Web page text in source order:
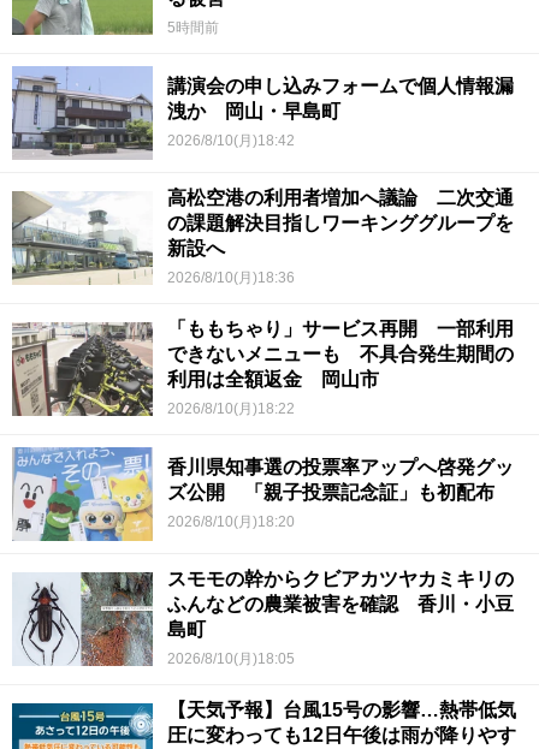
5時間前
講演会の申し込みフォームで個人情報漏
洩か 岡山・早島町
2026/8/10(月)18:42
高松空港の利用者増加へ議論 二次交通
の課題解決目指しワーキンググループを
新設へ
2026/8/10(月)18:36
「ももちゃり」サービス再開 一部利用
できないメニューも 不具合発生期間の
利用は全額返金 岡山市
2026/8/10(月)18:22
香川県知事選の投票率アップへ啓発グッ
ズ公開 「親子投票記念証」も初配布
2026/8/10(月)18:20
スモモの幹からクビアカツヤカミキリの
ふんなどの農業被害を確認 香川・小豆
島町
2026/8/10(月)18:05
【天気予報】台風15号の影響…熱帯低気
圧に変わっても12日午後は雨が降りやす